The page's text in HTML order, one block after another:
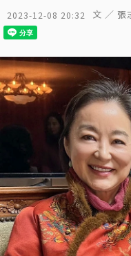
2023-12-08 20:32 文 ／ 張